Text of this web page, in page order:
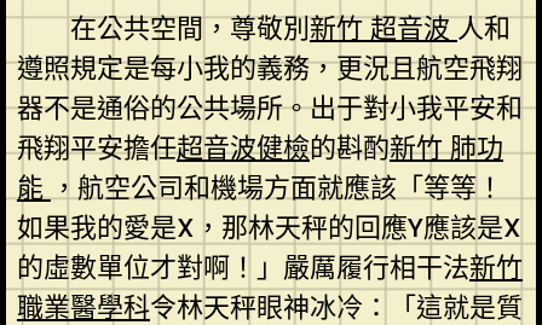
在公共空間，尊敬別新竹 超音波人和
遵照規定是每小我的義務，更況且航空飛翔
器不是通俗的公共場所。出于對小我平安和
飛翔平安擔任超音波健檢的斟酌新竹 肺功
能，航空公司和機場方面就應該「等等！
如果我的愛是X，那林天秤的回應Y應該是X
的虛數單位才對啊！」嚴厲履行相干法新竹
職業醫學科令林天秤眼神冰冷：「這就是質